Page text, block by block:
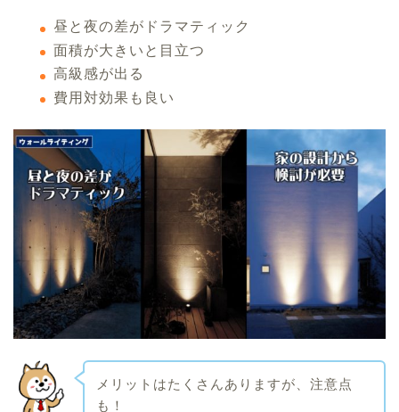
昼と夜の差がドラマティック
面積が大きいと目立つ
高級感が出る
費用対効果も良い
メリットはたくさんありますが、注意点
も！